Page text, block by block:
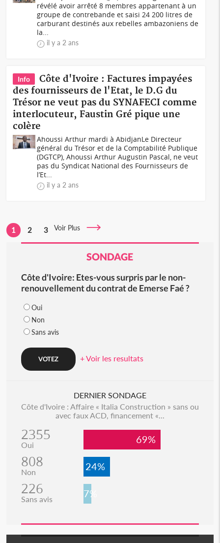
révélé avoir arrêté 8 membres appartenant à un
groupe de contrebande et saisi 24 200 litres de
carburant destinés aux rebelles ambazoniens de
la...
il y a 2 ans
Info
Côte d'Ivoire : Factures impayées
des fournisseurs de l'Etat, le D.G du
Trésor ne veut pas du SYNAFECI comme
interlocuteur, Faustin Gré pique une
colère
Ahoussi Arthur mardi à AbidjanLe Directeur
général du Trésor et de la Comptabilité Publique
(DGTCP), Ahoussi Arthur Augustin Pascal, ne veut
pas du Syndicat National des Fournisseurs de
l’Et...
il y a 2 ans
1 2 3 Voir Plus
SONDAGE
Côte d'Ivoire: Etes-vous surpris par le non-
renouvellement du contrat de Emerse Faé ?
Oui
Non
Sans avis
+ Voir les resultats
DERNIER SONDAGE
Côte d'Ivoire : Affaire « Italia Construction » sans ou
avec faux ACD, financement «...
2355
Oui 69%
808
Non 24%
226
Sans avis 7%